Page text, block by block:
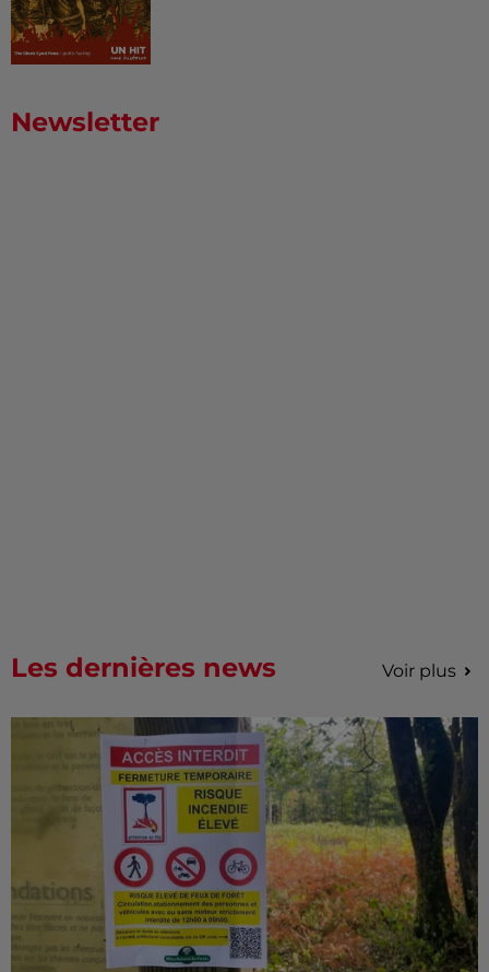
Newsletter
Les dernières news Voir plus